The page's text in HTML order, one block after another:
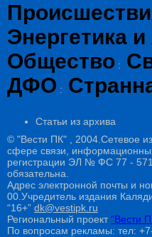
Энергетика
Общество :
ДФО :
Статьи из архива
© "Вести ПК" , 2004.Сетевое
сфере связи,
регистрации ЭЛ № ФС 77 -
обязательна.
Адрес электронной почты и
00.Учредитель издания
“16+” dk@vestipk.ru
Региональный проект"Вести
По вопросам рекламы: тел: